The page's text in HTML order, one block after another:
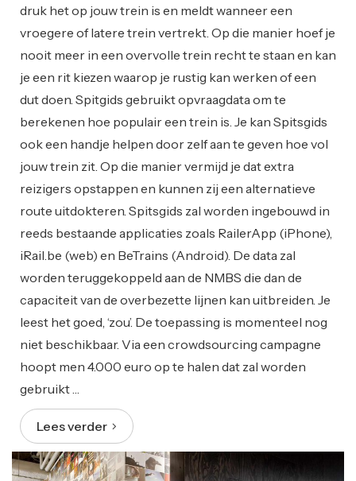
druk het op jouw trein is en meldt wanneer een
vroegere of latere trein vertrekt. Op die manier hoef je
nooit meer in een overvolle trein recht te staan en kan
je een rit kiezen waarop je rustig kan werken of een
dut doen. Spitgids gebruikt opvraagdata om te
berekenen hoe populair een trein is. Je kan Spitsgids
ook een handje helpen door zelf aan te geven hoe vol
jouw trein zit. Op die manier vermijd je dat extra
reizigers opstappen en kunnen zij een alternatieve
route uitdokteren. Spitsgids zal worden ingebouwd in
reeds bestaande applicaties zoals RailerApp (iPhone),
iRail.be (web) en BeTrains (Android). De data zal
worden teruggekoppeld aan de NMBS die dan de
capaciteit van de overbezette lijnen kan uitbreiden. Je
leest het goed, ‘zou’. De toepassing is momenteel nog
niet beschikbaar. Via een crowdsourcing campagne
hoopt men 4.000 euro op te halen dat zal worden
gebruikt …
Lees verder